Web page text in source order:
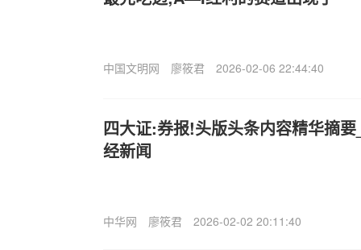
中国文明网 廖筱君 2026-02-06 22:44:40
四大证:券报!头版头条内容精华摘
经新闻
中华网 廖筱君 2026-02-02 20:11:40